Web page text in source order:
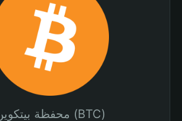
محفظة بيتكوين (BTC)